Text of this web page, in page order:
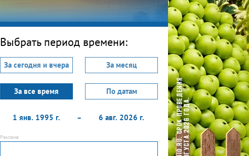
Фитнес
Про победу
Выбрать период времени:
За сегодня и вчера За месяц
За все время По датам
1 янв. 1995 г. – 6 авг. 2026 г.